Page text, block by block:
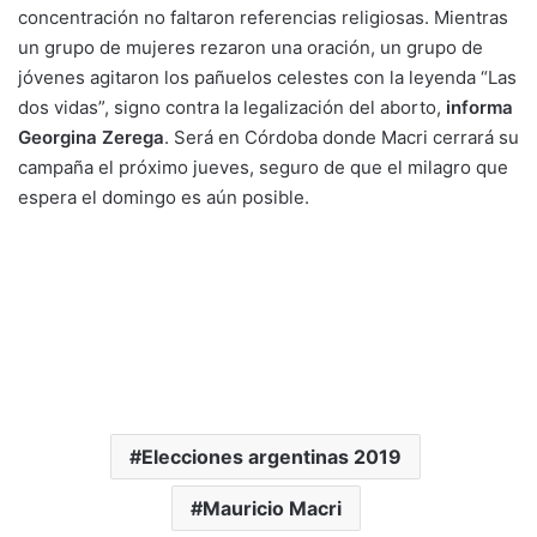
concentración no faltaron referencias religiosas. Mientras
un grupo de mujeres rezaron una oración, un grupo de
jóvenes agitaron los pañuelos celestes con la leyenda “Las
dos vidas”, signo contra la legalización del aborto, informa
Georgina Zerega. Será en Córdoba donde Macri cerrará su
campaña el próximo jueves, seguro de que el milagro que
espera el domingo es aún posible.
Elecciones argentinas 2019
Mauricio Macri